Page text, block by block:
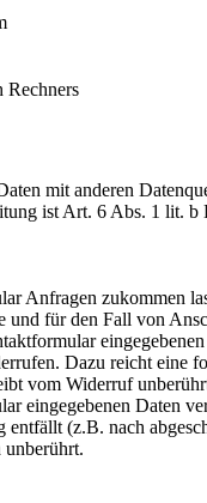
Rechners
mit anderen
ist Art. 6 Abs. 1 lit.
Anfragen zukommen
und für den Fall von
Dazu reicht eine
vom Widerruf
eingegebenen Daten
(z.B. nach